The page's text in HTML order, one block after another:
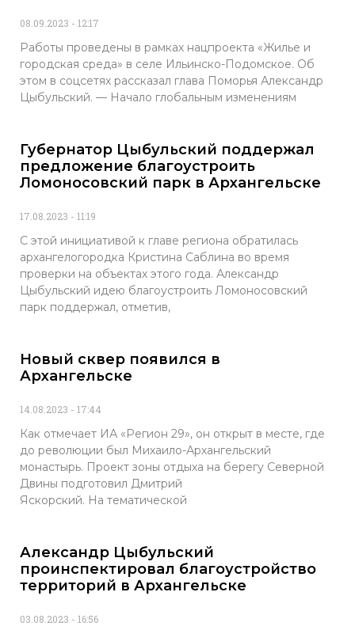
08.09.2023 12:17
Работы проведены в рамках нацпроекта «Жилье и
городская среда» в селе Ильинско-Подомское. Об
этом в соцсетях рассказал глава Поморья Александр
Цыбульский. — Начало глобальным изменениям
Губернатор Цыбульский поддержал
предложение благоустроить
Ломоносовский парк в Архангельске
17.08.2023 11:19
С этой инициативой к главе региона обратилась
архангелогородка Кристина Саблина во время
проверки на объектах этого года. Александр
Цыбульский идею благоустроить Ломоносовский
парк поддержал, отметив,
Новый сквер появился в
Архангельске
14.08.2023 17:44
Как отмечает ИА «Регион 29», он открыт в месте, где
до революции был Михаило-Архангельский
монастырь. Проект зоны отдыха на берегу Северной
Двины подготовил Дмитрий
Яскорский. На тематической
Александр Цыбульский
проинспектировал благоустройство
территорий в Архангельске
03.08.2023 16:56